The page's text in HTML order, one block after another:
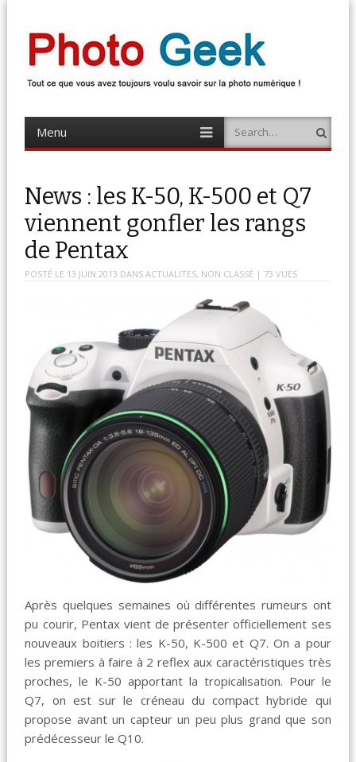
Photo Geek
Menu
content
Search
News : les K-50, K-500 et Q7
viennent gonfler les rangs
de Pentax
POSTÉ LE 13 JUIN 2013 DANSACTUALITES, NON CLASSÉ | 73 VUES
Après quelques semaines où différentes rumeurs ont
pu courir, Pentax vient de présenter officiellement ses
nouveaux boitiers : les K-50, K-500 et Q7. On a pour
les premiers à faire à 2 reflex aux caractéristiques très
proches, le K-50 apportant la tropicalisation. Pour le
Q7, on est sur le créneau du compact hybride qui
propose avant un capteur un peu plus grand que son
prédécesseur le Q10.